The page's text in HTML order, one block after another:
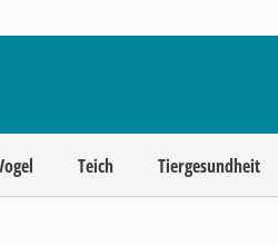
Teich Tiergesundheit